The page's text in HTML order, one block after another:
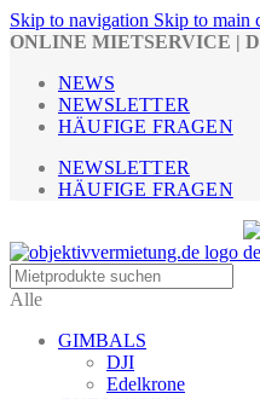
Skip to navigation Skip to main
ONLINE MIETSERVICE |
NEWS
NEWSLETTER
HÄUFIGE FRAGEN
NEWSLETTER
HÄUFIGE FRAGEN
Alle
GIMBALS
DJI
Edelkrone